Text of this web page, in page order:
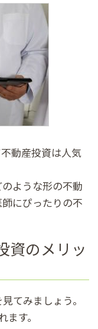
動産投資は人気
ような形の不動
にぴったりの不
資のメリッ
てみましょう。
す。